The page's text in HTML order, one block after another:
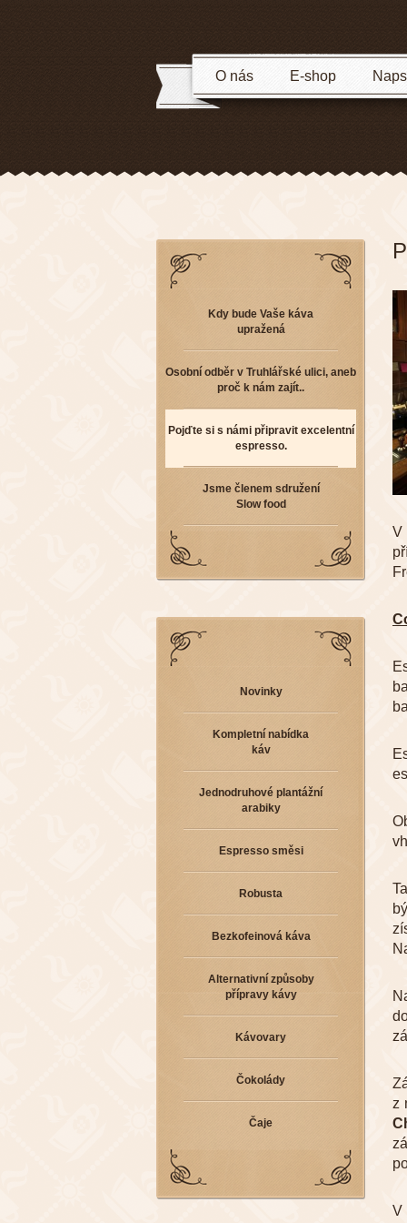
O nás E-shop
Kdy bude Vaše káva
upražená
Osobní odběr v Truhlářské ulici, aneb
proč k nám zajít..
Pojďte si s námi připravit excelentní
espresso.
Jsme členem sdružení
Slow food
Novinky
Kompletní nabídka
káv
Jednodruhové plantážní
arabiky
Espresso směsi
Robusta
Bezkofeinová káva
Alternativní způsoby
přípravy kávy
Kávovary
Čokolády
Čaje
V
z
V